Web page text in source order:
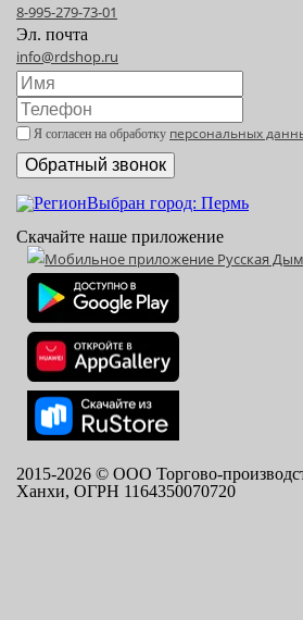
8-995-279-73-01
Эл. почта
info@rdshop.ru
Я согласен на обработку персональных
Выбран город: Пермь
Скачайте наше приложение
2015-2026 © ООО Торгово-
Ханхи, ОГРН 1164350070720